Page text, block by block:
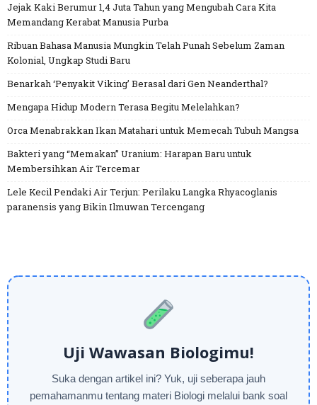
Jejak Kaki Berumur 1,4 Juta Tahun yang Mengubah Cara Kita
Memandang Kerabat Manusia Purba
Ribuan Bahasa Manusia Mungkin Telah Punah Sebelum Zaman
Kolonial, Ungkap Studi Baru
Benarkah ‘Penyakit Viking’ Berasal dari Gen Neanderthal?
Mengapa Hidup Modern Terasa Begitu Melelahkan?
Orca Menabrakkan Ikan Matahari untuk Memecah Tubuh Mangsa
Bakteri yang “Memakan” Uranium: Harapan Baru untuk
Membersihkan Air Tercemar
Lele Kecil Pendaki Air Terjun: Perilaku Langka Rhyacoglanis
paranensis yang Bikin Ilmuwan Tercengang
Uji Wawasan Biologimu!
Suka dengan artikel ini? Yuk, uji seberapa jauh
pemahamanmu tentang materi Biologi melalui bank soal